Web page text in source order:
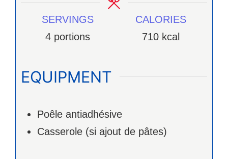
SERVINGS
4 portions
CALORIES
710 kcal
EQUIPMENT
Poêle antiadhésive
Casserole (si ajout de pâtes)